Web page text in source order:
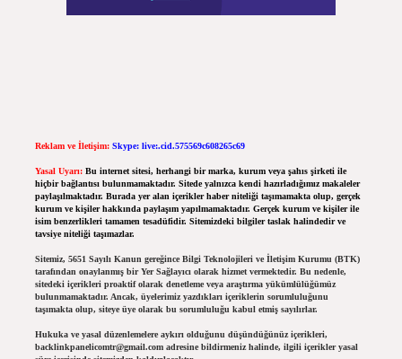
Reklam ve İletişim: Skype: live:.cid.575569c608265c69
Yasal Uyarı: Bu internet sitesi, herhangi bir marka, kurum veya şahıs şirketi ile
hiçbir bağlantısı bulunmamaktadır. Sitede yalnızca kendi hazırladığımız makaleler
paylaşılmaktadır. Burada yer alan içerikler haber niteliği taşımamakta olup, gerçek
kurum ve kişiler hakkında paylaşım yapılmamaktadır. Gerçek kurum ve kişiler ile
isim benzerlikleri tamamen tesadüfidir. Sitemizdeki bilgiler taslak halindedir ve
tavsiye niteliği taşımazlar.
Sitemiz, 5651 Sayılı Kanun gereğince Bilgi Teknolojileri ve İletişim Kurumu (BTK)
tarafından onaylanmış bir Yer Sağlayıcı olarak hizmet vermektedir. Bu nedenle,
sitedeki içerikleri proaktif olarak denetleme veya araştırma yükümlülüğümüz
bulunmamaktadır. Ancak, üyelerimiz yazdıkları içeriklerin sorumluluğunu
taşımakta olup, siteye üye olarak bu sorumluluğu kabul etmiş sayılırlar.
Hukuka ve yasal düzenlemelere aykırı olduğunu düşündüğünüz içerikleri,
backlinkpanelicomtr@gmail.comadresine bildirmeniz halinde, ilgili içerikler yasal